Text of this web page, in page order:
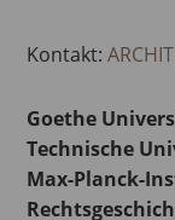
Kontakt:
Goethe
Technische
Max-Planck-